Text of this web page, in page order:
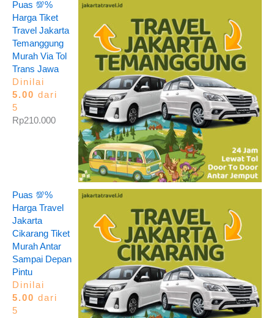
Puas 💯%
Harga Tiket
Travel Jakarta
Temanggung
Murah Via Tol
Trans Jawa
Dinilai
5.00 dari
5
Rp210.000
Puas 💯%
Harga Travel
Jakarta
Cikarang Tiket
Murah Antar
Sampai Depan
Pintu
Dinilai
5.00 dari
5